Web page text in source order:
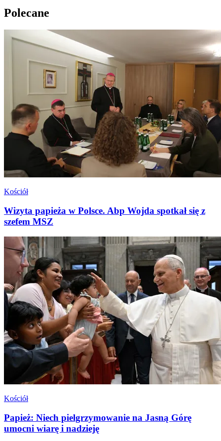
Polecane
Kościół
Wizyta papieża w Polsce. Abp Wojda spotkał się z
szefem MSZ
Kościół
Papież: Niech pielgrzymowanie na Jasną Górę
umocni wiarę i nadzieję